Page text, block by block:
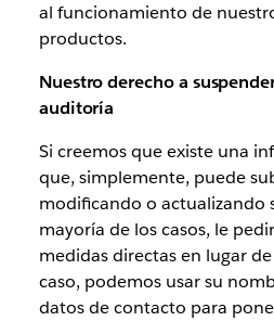
al funcionamiento de
productos.
Nuestro derecho a
auditoría
Si creemos que existe una
que, simplemente, puede
modificando o actualizando
mayoría de los casos, le
medidas directas en lugar
caso, podemos usar su
datos de contacto para